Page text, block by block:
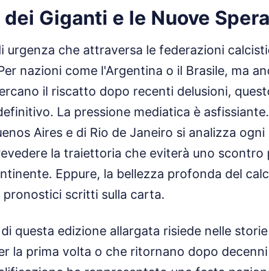
Giganti e le Nuove
urgenza che attraversa le federazioni
nazioni come l'Argentina o il Brasile, ma
il riscatto dopo recenti delusioni,
La pressione mediatica è
Aires e di Rio de Janeiro si analizza
la traiettoria che eviterà uno
Eppure, la bellezza profonda del
scritti sulla carta.
questa edizione allargata risiede nelle
la prima volta o che ritornano dopo decenni